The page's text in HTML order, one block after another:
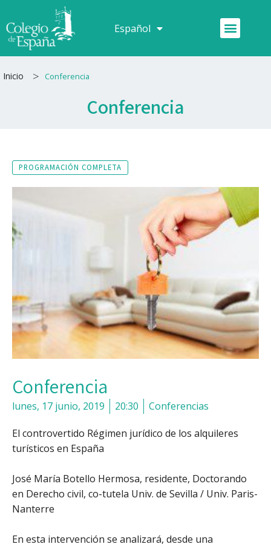
al
contenido
Español
Français Menú
Inicio > Conferencia
Conferencia
PROGRAMACIÓN COMPLETA
Conferencia
lunes, 17 junio, 2019 20:30 Conferencias
El controvertido Régimen jurídico de los alquileres
turísticos en España
José María Botello Hermosa, residente, Doctorando
en Derecho civil, co-tutela Univ. de Sevilla / Univ. Paris-
Nanterre
En esta intervención se analizará, desde una